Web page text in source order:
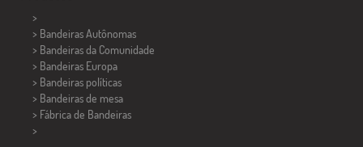
>
> Bandeiras Autônomas
> Bandeiras da Comunidade
> Bandeiras Europa
> Bandeiras políticas
> Bandeiras de mesa
> Fábrica de Bandeiras
>